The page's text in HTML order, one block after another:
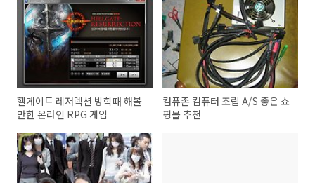
헬게이트 레저렉션 방학때 해볼
만한 온라인 RPG 게임
컴퓨존 컴퓨터 조립 A/S 좋은 쇼
핑몰 추천